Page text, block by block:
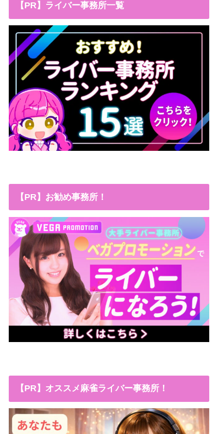
【PR】ライバー事務所一覧
【PR】お勧め事務所！
【PR】オススメ麻雀ライバー事務所！